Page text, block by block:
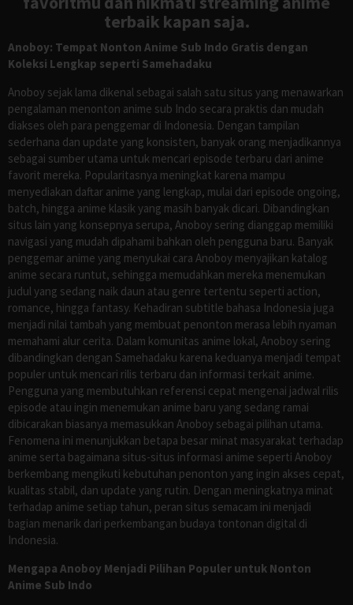
terbaik kapan saja.
Anoboy: Tempat Nonton Anime Sub Indo Gratis dengan
Koleksi Lengkap seperti Samehadaku
Anoboy sejak lama dikenal sebagai salah satu situs yang menawarkan
pengalaman menonton anime sub Indo secara praktis dan mudah
diakses oleh para penggemar di Indonesia. Dengan tampilan
sederhana dan update yang konsisten, banyak orang menjadikannya
sebagai sumber utama untuk mencari episode terbaru dari anime
favorit mereka. Popularitasnya meningkat karena mampu
menyediakan daftar anime yang lengkap, mulai dari episode ongoing,
batch, hingga anime klasik yang masih banyak dicari. Dibandingkan
situs lain yang konsepnya serupa, Anoboy sering dianggap memiliki
navigasi yang mudah dipahami bahkan oleh pengguna baru. Banyak
penggemar anime yang menyukai cara Anoboy menyajikan katalog
anime secara runtut, sehingga memudahkan mereka menemukan
judul yang sedang naik daun atau genre tertentu seperti action,
romance, hingga fantasy. Kehadiran subtitle bahasa Indonesia juga
menjadi nilai tambah yang membuat penonton merasa lebih nyaman
memahami alur cerita. Dalam komunitas anime lokal, Anoboy sering
dibandingkan dengan Samehadaku karena keduanya menjadi tempat
populer untuk mencari rilis terbaru dan informasi terkait anime.
Pengguna yang membutuhkan referensi cepat mengenai jadwal rilis
episode atau ingin menemukan anime baru yang sedang ramai
dibicarakan biasanya memasukkan Anoboy sebagai pilihan utama.
Fenomena ini menunjukkan betapa besar minat masyarakat terhadap
anime serta bagaimana situs-situs informasi anime seperti Anoboy
berkembang mengikuti kebutuhan penonton yang ingin akses cepat,
kualitas stabil, dan update yang rutin. Dengan meningkatnya minat
terhadap anime setiap tahun, peran situs semacam ini menjadi
bagian menarik dari perkembangan budaya tontonan digital di
Indonesia.
Mengapa Anoboy Menjadi Pilihan Populer untuk Nonton
Anime Sub Indo